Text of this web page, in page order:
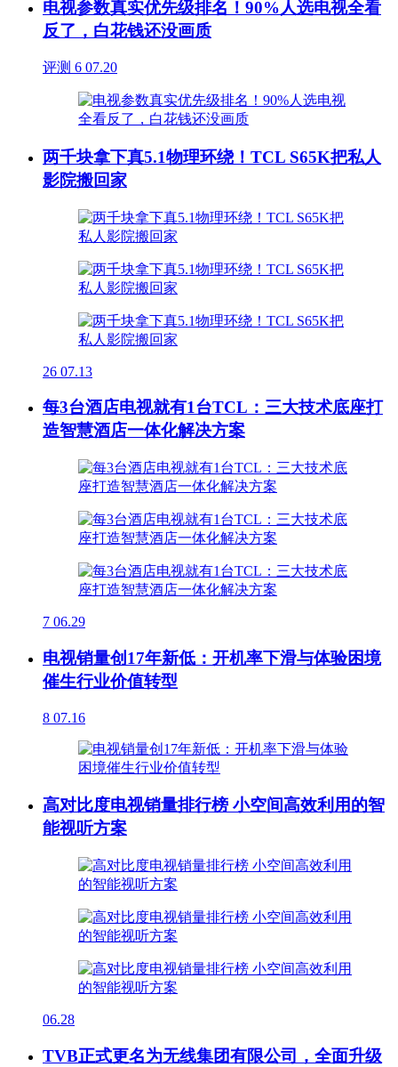
电视参数真实优先级排名！90%人选电视全看
反了，白花钱还没画质
评测 6 07.20
两千块拿下真5.1物理环绕！TCL S65K把私人
影院搬回家
26 07.13
每3台酒店电视就有1台TCL：三大技术底座打
造智慧酒店一体化解决方案
7 06.29
电视销量创17年新低：开机率下滑与体验困境
催生行业价值转型
8 07.16
高对比度电视销量排行榜 小空间高效利用的智
能视听方案
06.28
TVB正式更名为无线集团有限公司，全面升级